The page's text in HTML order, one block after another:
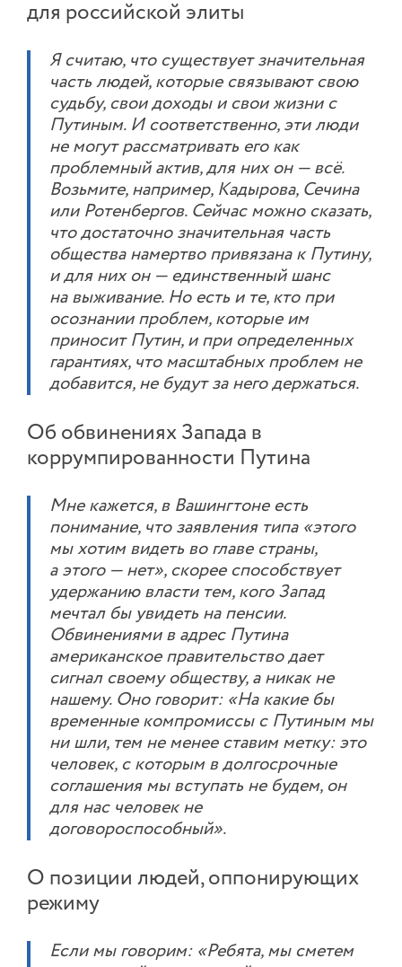
для российской элиты
Я считаю, что существует значительная
часть людей, которые связывают свою
судьбу, свои доходы и свои жизни с
Путиным. И соответственно, эти люди
не могут рассматривать его как
проблемный актив, для них он — всё.
Возьмите, например, Кадырова, Сечина
или Ротенбергов. Сейчас можно сказать,
что достаточно значительная часть
общества намертво привязана к Путину,
и для них он — единственный шанс
на выживание. Но есть и те, кто при
осознании проблем, которые им
приносит Путин, и при определенных
гарантиях, что масштабных проблем не
добавится, не будут за него держаться.
Об обвинениях Запада в
коррумпированности Путина
Мне кажется, в Вашингтоне есть
понимание, что заявления типа «этого
мы хотим видеть во главе страны,
а этого — нет», скорее способствует
удержанию власти тем, кого Запад
мечтал бы увидеть на пенсии.
Обвинениями в адрес Путина
американское правительство дает
сигнал своему обществу, а никак не
нашему. Оно говорит: «На какие бы
временные компромиссы с Путиным мы
ни шли, тем не менее ставим метку: это
человек, с которым в долгосрочные
соглашения мы вступать не будем, он
для нас человек не
договороспособный».
О позиции людей, оппонирующих
режиму
Если мы говорим: «Ребята, мы сметем